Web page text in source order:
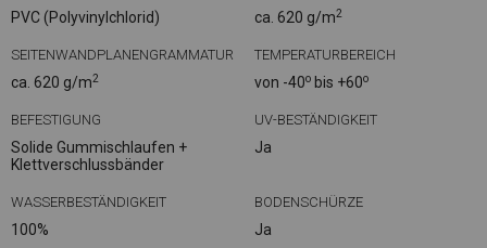
PVC (Polyvinylchlorid) ca. 620 g/m2
SEITENWANDPLANENGRAMMATUR
ca. 620 g/m2
TEMPERATURBEREICH
von -40o bis +60o
BEFESTIGUNG
Solide Gummischlaufen +
Klettverschlussbänder
UV-BESTÄNDIGKEIT
Ja
WASSERBESTÄNDIGKEIT
100%
BODENSCHÜRZE
Ja